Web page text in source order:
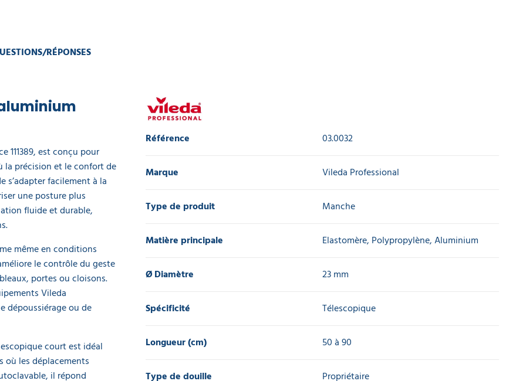
RÉPONSES
111389, est conçu pour
la précision et le confort de
s’adapter facilement à la
une posture plus
fluide et durable,
même en conditions
le contrôle du geste
portes ou cloisons.
Vileda
dépoussiérage ou de
court est idéal
où les déplacements
il répond
Référence 03.0032
Marque Vileda Professional
Type de produit Manche
Matière principale Elastomère, Polypropylène, Aluminium
Ø Diamètre 23 mm
Spécificité Télescopique
Longueur (cm) 50 à 90
Type de douille Propriétaire